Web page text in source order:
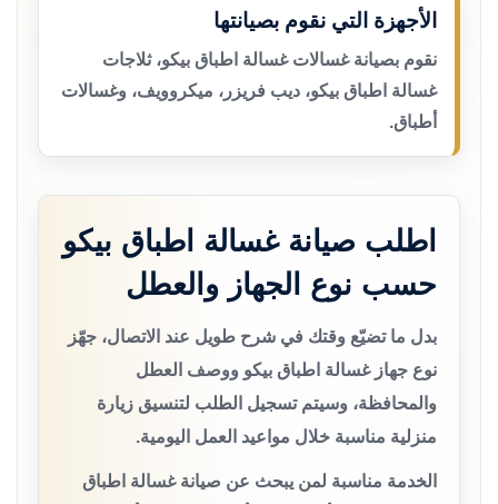
الأجهزة التي نقوم بصيانتها
نقوم بصيانة غسالات غسالة اطباق بيكو، ثلاجات
غسالة اطباق بيكو، ديب فريزر، ميكروويف، وغسالات
أطباق.
اطلب صيانة غسالة اطباق بيكو
حسب نوع الجهاز والعطل
بدل ما تضيّع وقتك في شرح طويل عند الاتصال، جهّز
نوع جهاز غسالة اطباق بيكو ووصف العطل
والمحافظة، وسيتم تسجيل الطلب لتنسيق زيارة
منزلية مناسبة خلال مواعيد العمل اليومية.
الخدمة مناسبة لمن يبحث عن صيانة غسالة اطباق